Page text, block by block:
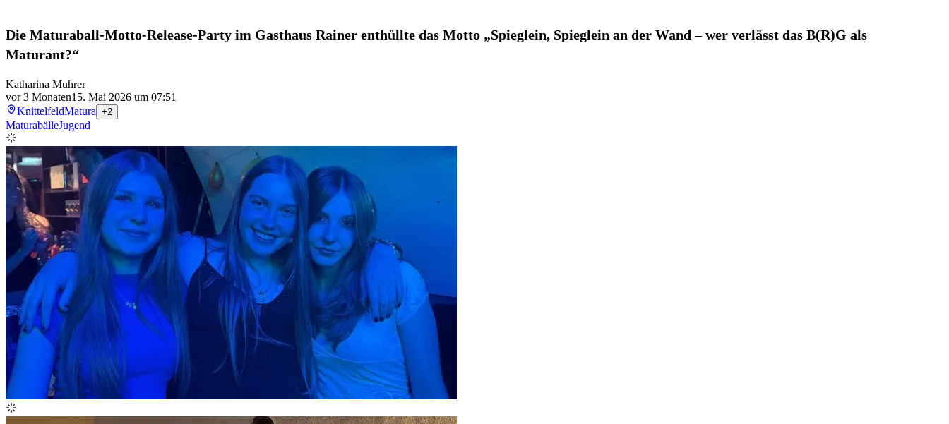
Die Maturaball-Motto-Release-Party im Gasthaus Rainer enthüllte das Motto „Spieglein, Spieglein an der Wand – wer verlässt das B(R)G als
Maturant?“
Katharina Muhrer
vor 3 Monaten15. Mai 2026 um 07:51
KnittelfeldMatura +2
MaturabälleJugend